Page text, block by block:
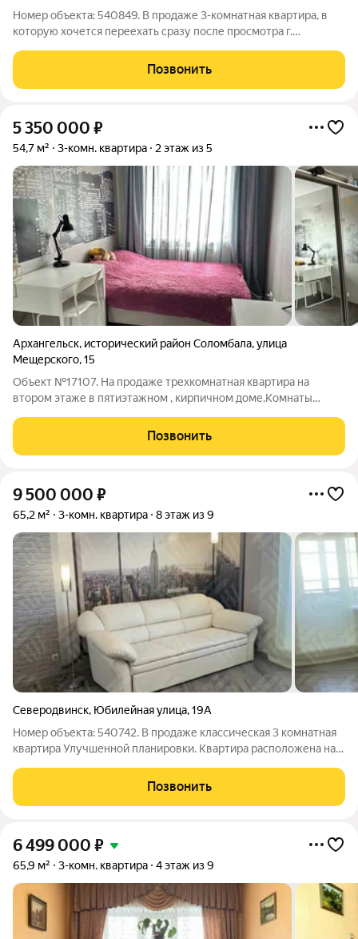
Номер объекта: 540849. В продаже 3-комнатная квартира, в
которую хочется переехать сразу после просмотра г.
просторной квартире на о. Ягры обязательно посмотрите этот
вариант. Квартира
Позвонить
5 350 000 ₽
54,7 м² 3-комн. квартира 2 этаж из 5
Архангельск, исторический район Соломбала,улица
Мещерского,15
Объект №17107. На продаже трехкомнатная квартира на
втором этаже в пятиэтажном , кирпичном доме.Комнаты
качественный ремонт.Поменяна вся электрика, стоит дорогая
входная дверь, везде
Позвонить
9 500 000 ₽
65,2 м² 3-комн. квартира 8 этаж из 9
Северодвинск, Юбилейная улица,19А
Номер объекта: 540742. В продаже классическая 3 комнатная
квартира Улучшенной планировки. Квартира расположена на 8
объекта 65,2 м.кв: кухня 7,7 м.кв., комнаты 17,3 м.кв., 10,9 м.кв.,
11,7 м.кв.,
Позвонить
6 499 000 ₽
65,9 м² 3-комн. квартира 4 этаж из 9